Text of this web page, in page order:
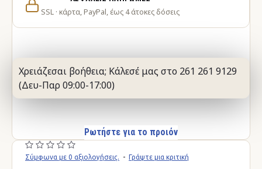
SSL · κάρτα, PayPal, έως 4 άτοκες δόσεις
Χρειάζεσαι βοήθεια; Κάλεσέ μας στο 261 261 9129
(Δευ-Παρ 09:00-17:00)
Ρωτήστε για το προιόν
Σύμφωνα με 0 αξιολογήσεις. - Γράψτε μια κριτική